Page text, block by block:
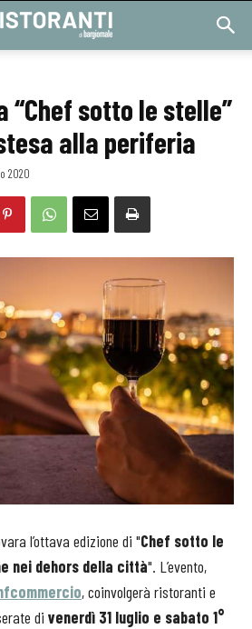
“Chef sotto le stelle”
alla periferia
2020
l’ottava edizione di "Chef sotto le
nei dehors della città". L’evento,
, coinvolgerà ristoranti e
di venerdì 31 luglio e sabato 1°